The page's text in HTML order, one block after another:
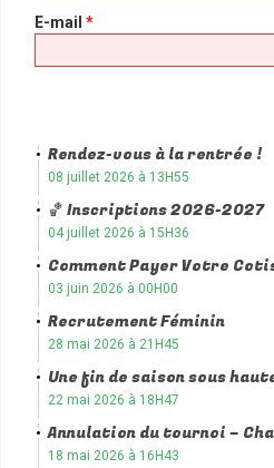
E-mail *
Rendez-vous à la rentrée !
08 juillet 2026 à 13H55
🏀 Inscriptions 2026-2027
04 juillet 2026 à 15H36
Comment Payer Votre
03 juin 2026 à 00H00
Recrutement Féminin
28 mai 2026 à 21H45
Une fin de saison sous
22 mai 2026 à 18H47
Annulation du tournoi –
18 mai 2026 à 16H43